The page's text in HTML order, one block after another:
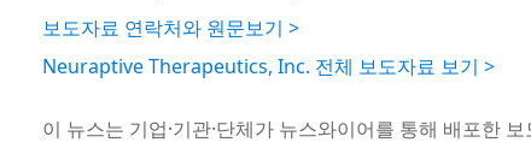
보도자료 연락처와 원문보기 >
Neuraptive Therapeutics, Inc. 전체 보도자료 보기 >
이 뉴스는 기업·기관·단체가 뉴스와이어를 통해 배포한